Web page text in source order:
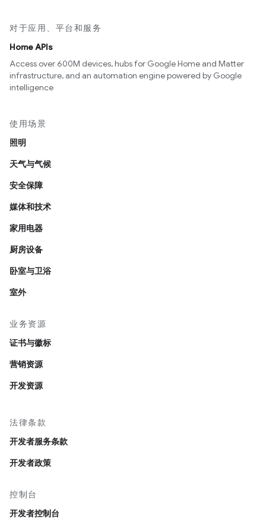
对于应用、平台和服务
Home APIs
Access over 600M devices, hubs for Google Home and Matter
infrastructure, and an automation engine powered by Google
intelligence
使用场景
照明
天气与气候
安全保障
媒体和技术
家用电器
厨房设备
卧室与卫浴
室外
业务资源
证书与徽标
营销资源
开发资源
法律条款
开发者服务条款
开发者政策
控制台
开发者控制台